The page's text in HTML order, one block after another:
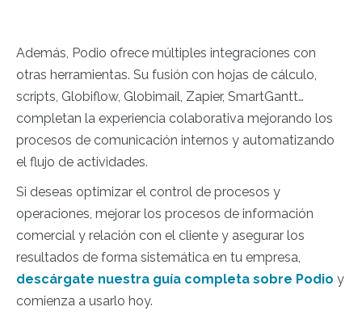
Además, Podio ofrece múltiples integraciones con
otras herramientas. Su fusión con hojas de cálculo,
scripts, Globiflow, Globimail, Zapier, SmartGantt…
completan la experiencia colaborativa mejorando los
procesos de comunicación internos y automatizando
el flujo de actividades.
Si deseas optimizar el control de procesos y
operaciones, mejorar los procesos de información
comercial y relación con el cliente y asegurar los
resultados de forma sistemática en tu empresa,
descárgate nuestra guía completa sobre Podio y
comienza a usarlo hoy.